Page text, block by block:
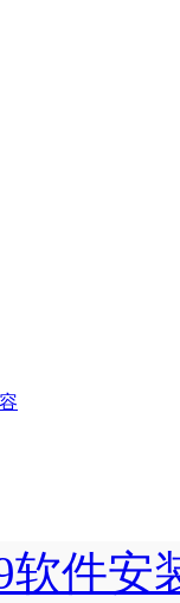
软件安